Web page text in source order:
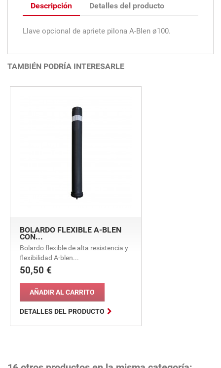
Descripción Detalles del producto
Llave opcional de apriete pilona A-Blen ø100.
TAMBIÉN PODRÍA INTERESARLE
BOLARDO FLEXIBLE A-BLEN
CON...
Bolardo flexible de alta resistencia y
flexibilidad A-blen...
Precio
50,50 €

AÑADIR AL CARRITO
DETALLES DEL PRODUCTO